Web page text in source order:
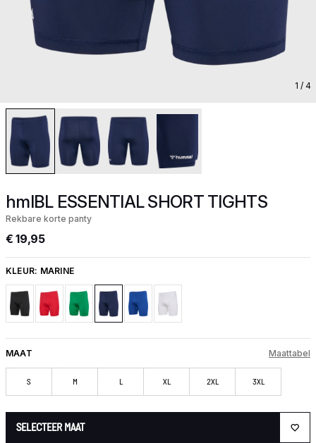
1 / 4
hmlBL ESSENTIAL SHORT TIGHTS
Rekbare korte panty
€ 19,95
KLEUR: MARINE
MAAT Maattabel
S M L XL 2XL 3XL
SELECTEER MAAT